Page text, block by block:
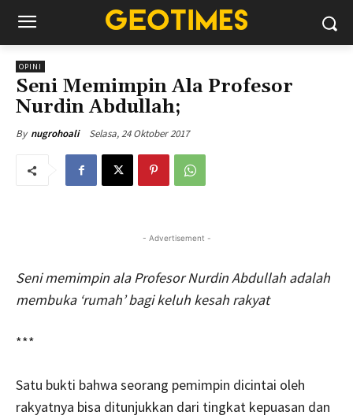
OPINI
Seni Memimpin Ala Profesor
Nurdin Abdullah;
By nugrohoali Selasa, 24 Oktober 2017
- Advertisement -
Seni memimpin ala Profesor Nurdin Abdullah adalah
membuka ‘rumah’ bagi keluh kesah rakyat
***
Satu bukti bahwa seorang pemimpin dicintai oleh
rakyatnya bisa ditunjukkan dari tingkat kepuasan dan